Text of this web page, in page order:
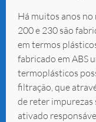
Há muitos anos
200 e 230 são
em termos
fabricado em ABS
termoplásticos
filtração, que
de reter impurezas
ativado